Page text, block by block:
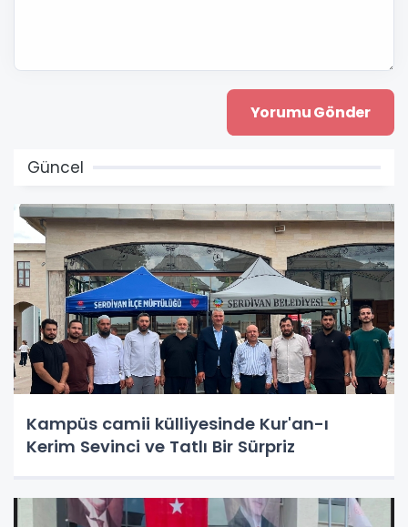
Güncel
Kampüs camii külliyesinde Kur'an-ı
Kerim Sevinci ve Tatlı Bir Sürpriz